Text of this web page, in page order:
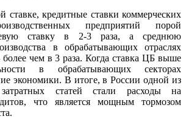
ставке, кредитные ставки коммерческих
предприятий порой
ставку в 2-3 раза, а среднюю
в обрабатывающих отраслях
чем в 3 раза. Когда ставка ЦБ выше
в обрабатывающих секторах
экономики. В итоге, в России одной из
статей стали расходы на
что является мощным тормозом